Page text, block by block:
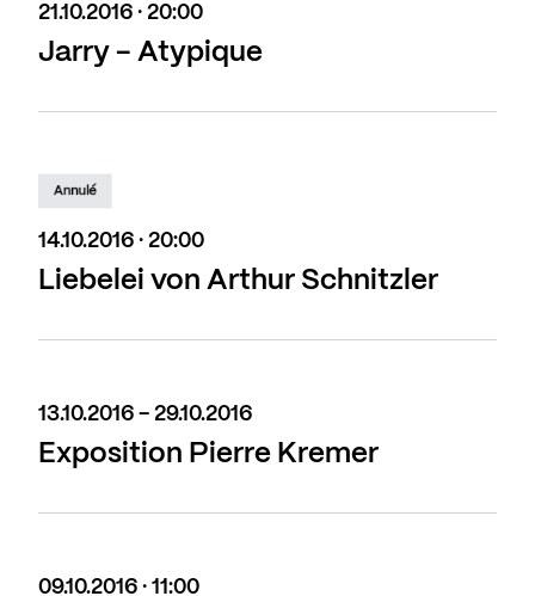
21.10.2016 · 20:00
Jarry - Atypique
Annulé
14.10.2016 · 20:00
Liebelei von Arthur Schnitzler
13.10.2016 - 29.10.2016
Exposition Pierre Kremer
09.10.2016 · 11:00